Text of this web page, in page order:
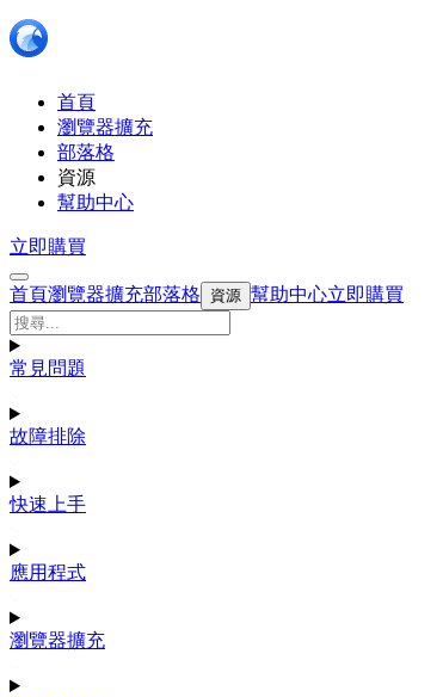
首頁
瀏覽器擴充
部落格
資源
幫助中心
立即購買
首頁瀏覽器擴充部落格 資源 幫助中心立即購買
常見問題
故障排除
快速上手
應用程式
瀏覽器擴充